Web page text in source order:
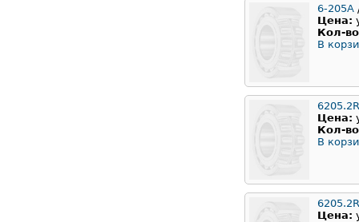
6-205А
Цена:
Кол-
В
Цена:
Кол-
В
Цена: